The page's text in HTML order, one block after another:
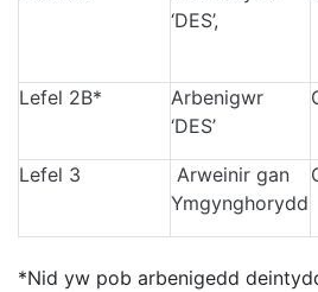
‘DES’,
Lefel 2B*
Arbenigwr
‘DES’
Lefel 3
Arweinir gan
Ymgynghorydd
*Nid yw pob arbenigedd